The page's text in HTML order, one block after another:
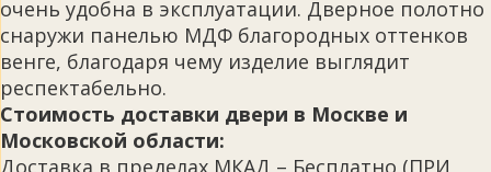
очень удобна в эксплуатации. Дверное полотно
снаружи панелью МДФ благородных оттенков
венге, благодаря чему изделие выглядит
респектабельно.
Стоимость доставки двери в Москве и
Московской области: